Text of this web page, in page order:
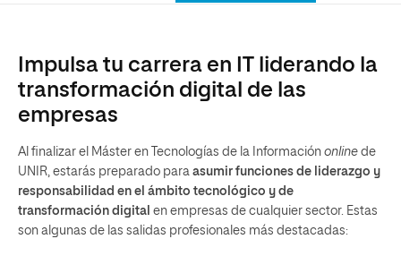
Impulsa tu carrera en IT liderando la
transformación digital de las
empresas
Al finalizar el Máster en Tecnologías de la Información online de
UNIR, estarás preparado para asumir funciones de liderazgo y
responsabilidad en el ámbito tecnológico y de
transformación digital en empresas de cualquier sector. Estas
son algunas de las salidas profesionales más destacadas: